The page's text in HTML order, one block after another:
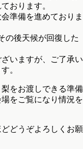
おります。
準備を進めておりま
の後天候が回復した
いますが、ご了承い
。
をお渡しできる準備
をご覧になり情況を
どうぞよろしくお願